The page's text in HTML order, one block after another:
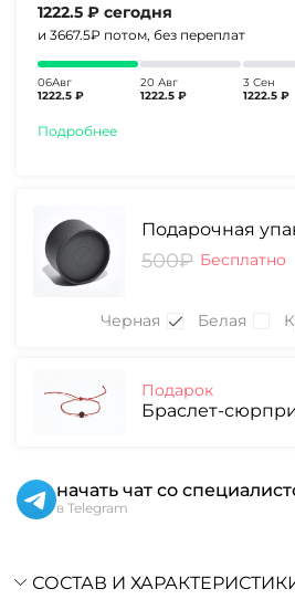
1222.5 ₽ сегодня
и 3667.5₽ потом, без переплат
06Авг
1222.5 ₽
20 Авг
1222.5 ₽
3 Сен
1222.5 ₽
Подробнее
Подарочная
500₽ Бесплатно
Черная Белая
Подарок
Браслет-
начать чат со
в Telegram
СОСТАВ И